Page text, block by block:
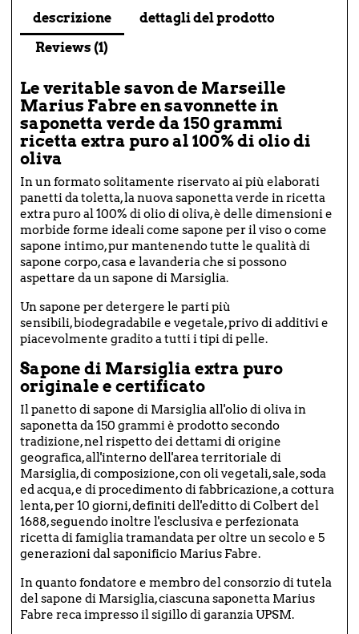
descrizione
dettagli del prodotto
Reviews (1)
Le veritable savon de Marseille
Marius Fabre en savonnette in
saponetta verde da 150 grammi
ricetta extra puro al 100% di olio di
oliva
In un formato solitamente riservato ai più elaborati
panetti da toletta, la nuova saponetta verde in ricetta
extra puro al 100% di olio di oliva, è delle dimensioni e
morbide forme ideali come sapone per il viso o come
sapone intimo, pur mantenendo tutte le qualità di
sapone corpo, casa e lavanderia che si possono
aspettare da un sapone di Marsiglia.
Un sapone per detergere le parti più
sensibili, biodegradabile e vegetale, privo di additivi e
piacevolmente gradito a tutti i tipi di pelle.
Sapone di Marsiglia extra puro
originale e certificato
Il panetto di sapone di Marsiglia all'olio di oliva in
saponetta da 150 grammi è prodotto secondo
tradizione, nel rispetto dei dettami di origine
geografica, all'interno dell'area territoriale di
Marsiglia, di composizione, con oli vegetali, sale, soda
ed acqua, e di procedimento di fabbricazione, a cottura
lenta, per 10 giorni, definiti dell'editto di Colbert del
1688, seguendo inoltre l'esclusiva e perfezionata
ricetta di famiglia tramandata per oltre un secolo e 5
generazioni dal saponificio Marius Fabre.
In quanto fondatore e membro del consorzio di tutela
del sapone di Marsiglia, ciascuna saponetta Marius
Fabre reca impresso il sigillo di garanzia UPSM.